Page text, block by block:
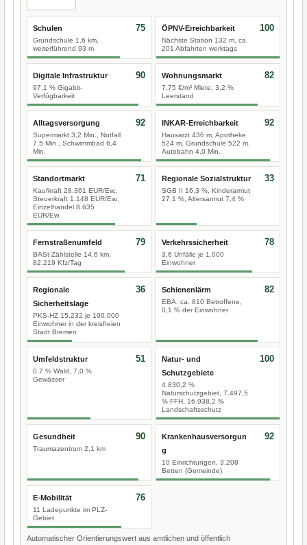
Schulen
Grundschule 1,6 km,
weiterführend 93 m
75 ÖPNV-Erreichbarkeit
Nächste Station 132 m, ca.
201 Abfahrten werktags
100
Digitale Infrastruktur
97,1 % Gigabit-
Verfügbarkeit
90 Wohnungsmarkt
7,75 €/m² Miete, 3,2 %
Leerstand
82
Alltagsversorgung
Supermarkt 3,2 Min., Notfall
7,5 Min., Schwimmbad 6,4
Min.
92 INKAR-Erreichbarkeit
Hausarzt 436 m, Apotheke
524 m, Grundschule 522 m,
Autobahn 4,0 Min.
92
Standortmarkt
Kaufkraft 28.361 EUR/Ew.,
Steuerkraft 1.148 EUR/Ew.,
Einzelhandel 8.635
EUR/Ew.
71 Regionale Sozialstruktur
SGB II 16,3 %, Kinderarmut
27,1 %, Altersarmut 7,4 %
33
Fernstraßenumfeld
BASt-Zählstelle 14,6 km,
82.219 Kfz/Tag
79 Verkehrssicherheit
3,6 Unfälle je 1.000
Einwohner
78
Regionale
Sicherheitslage
PKS-HZ 15.232 je 100.000
Einwohner in der kreisfreien
Stadt Bremen
36 Schienenlärm
EBA: ca. 810 Betroffene,
0,1 % der Einwohner
82
Umfeldstruktur
0,7 % Wald, 7,0 %
Gewässer
51
Natur- und
Schutzgebiete
4.830,2 %
Naturschutzgebiet, 7.497,5
% FFH, 16.938,2 %
Landschaftsschutz
100
Gesundheit
Traumazentrum 2,1 km
90
Krankenhausversorgun
g
10 Einrichtungen, 3.208
Betten (Gemeinde)
92
E-Mobilität
11 Ladepunkte im PLZ-
Gebiet
76
Automatischer Orientierungswert aus amtlichen und öffentlich